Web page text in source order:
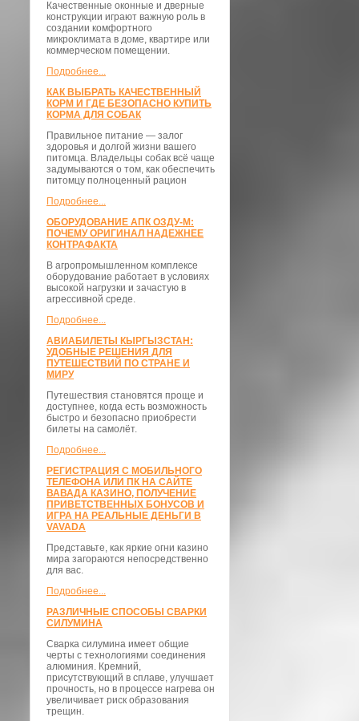
Качественные оконные и дверные
конструкции играют важную роль в
создании комфортного
микроклимата в доме, квартире или
коммерческом помещении.
Подробнее...
КАК ВЫБРАТЬ КАЧЕСТВЕННЫЙ
КОРМ И ГДЕ БЕЗОПАСНО КУПИТЬ
КОРМА ДЛЯ СОБАК
Правильное питание — залог
здоровья и долгой жизни вашего
питомца. Владельцы собак всё чаще
задумываются о том, как обеспечить
питомцу полноценный рацион
Подробнее...
ОБОРУДОВАНИЕ АПК ОЗДУ-М:
ПОЧЕМУ ОРИГИНАЛ НАДЕЖНЕЕ
КОНТРАФАКТА
В агропромышленном комплексе
оборудование работает в условиях
высокой нагрузки и зачастую в
агрессивной среде.
Подробнее...
АВИАБИЛЕТЫ КЫРГЫЗСТАН:
УДОБНЫЕ РЕШЕНИЯ ДЛЯ
ПУТЕШЕСТВИЙ ПО СТРАНЕ И
МИРУ
Путешествия становятся проще и
доступнее, когда есть возможность
быстро и безопасно приобрести
билеты на самолёт.
Подробнее...
РЕГИСТРАЦИЯ С МОБИЛЬНОГО
ТЕЛЕФОНА ИЛИ ПК НА САЙТЕ
ВАВАДА КАЗИНО, ПОЛУЧЕНИЕ
ПРИВЕТСТВЕННЫХ БОНУСОВ И
ИГРА НА РЕАЛЬНЫЕ ДЕНЬГИ В
VAVADA
Представьте, как яркие огни казино
мира загораются непосредственно
для вас.
Подробнее...
РАЗЛИЧНЫЕ СПОСОБЫ СВАРКИ
СИЛУМИНА
Сварка силумина имеет общие
черты с технологиями соединения
алюминия. Кремний,
присутствующий в сплаве, улучшает
прочность, но в процессе нагрева он
увеличивает риск образования
трещин.